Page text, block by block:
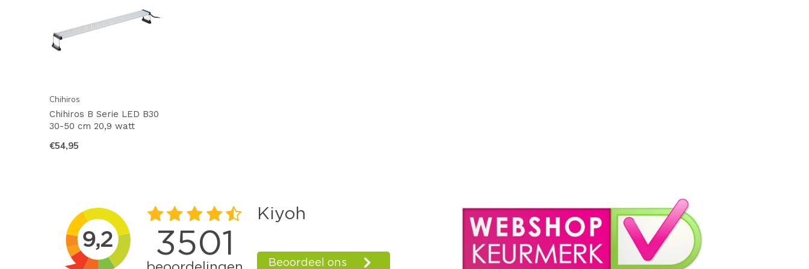
Chihiros
Chihiros B Serie LED B30
30-50 cm 20,9 watt
€54,95